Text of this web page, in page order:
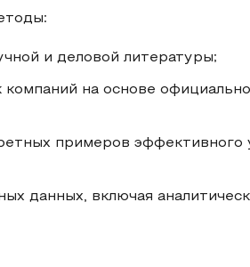
и деловой литературы;
на основе
примеров эффективного
данных, включая